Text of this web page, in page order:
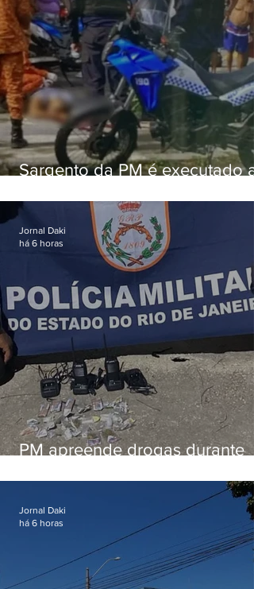
Sargento da PM é executado a
em Vaz Lobo
PM apreende drogas durante
Jornal Daki
há 6 horas
Jornal Daki
há 6 horas